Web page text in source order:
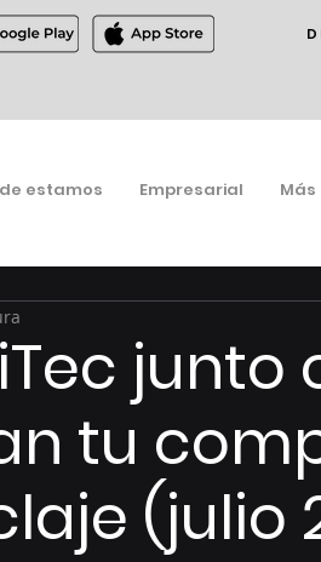
estamos Empresarial Más
junto
tu
(julio